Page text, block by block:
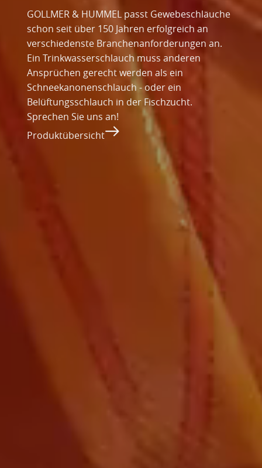
GOLLMER & HUMMEL passt Gewebeschläuche
schon seit über 150 Jahren erfolgreich an
verschiedenste Branchenanforderungen an.
Ein Trinkwasserschlauch muss anderen
Ansprüchen gerecht werden als ein
Schneekanonenschlauch - oder ein
Belüftungsschlauch in der Fischzucht.
Sprechen Sie uns an!
Produktübersicht